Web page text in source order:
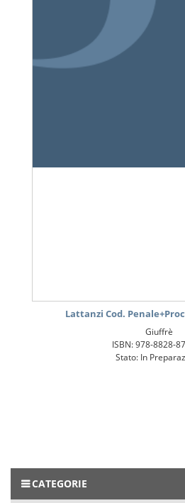
Lattanzi Cod.
Giuffrè
ISBN: 978-8828-
Stato: In
CATEGORIE